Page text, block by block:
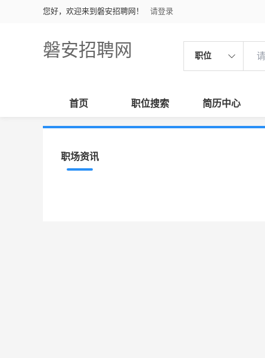
您好，欢迎来到磐安招聘网！ 请登录
磐安招聘网 职位
首页 职位搜索 简历中心
职场资讯